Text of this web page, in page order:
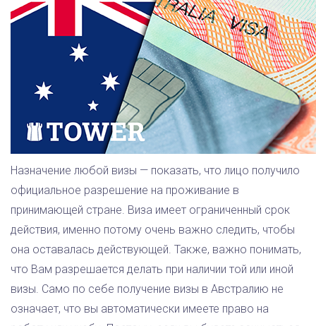
Назначение любой визы — показать, что лицо получило
официальное разрешение на проживание в
принимающей стране. Виза имеет ограниченный срок
действия, именно потому очень важно следить, чтобы
она оставалась действующей. Также, важно понимать,
что Вам разрешается делать при наличии той или иной
визы. Само по себе получение визы в Австралию не
означает, что вы автоматически имеете право на